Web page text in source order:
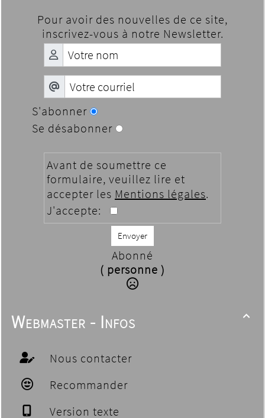
Pour avoir des nouvelles de ce site,
inscrivez-vous à notre Newsletter.
S'abonner
Se désabonner
Avant de soumettre ce
formulaire, veuillez lire et
accepter les Mentions légales.
J'accepte:
Envoyer
Abonné
( personne )

Webmaster - Infos
Nous contacter
Recommander
Version texte